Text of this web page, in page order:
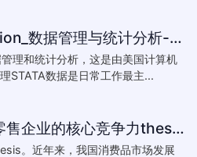
留学生MBAdissertation_数据管理与统计分析-如何处理STATA数据_How to deal with data with ST
理和统计分析，这是由美国计算机
STATA数据是日常工作最主...
论如何提升我国本土零售企业的核心竞争力thesis:The theory of how to improve the core competitiveness of domestic retail e
。近年来，我国消费品市场发展